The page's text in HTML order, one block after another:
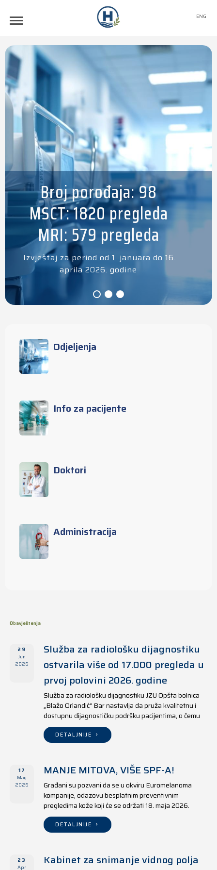
ENG
Broj porođaja: 98
MSCT: 1820 pregleda
MRI: 579 pregleda
Izvještaj za period od 1. januara do 16.
aprila 2026. godine
Odjeljenja
Info za pacijente
Doktori
Administracija
Obavještenja
29
Jun
2026
Služba za radiološku dijagnostiku
ostvarila više od 17.000 pregleda u
prvoj polovini 2026. godine
Služba za radiološku dijagnostiku JZU Opšta bolnica
„Blažo Orlandić“ Bar nastavlja da pruža kvalitetnu i
dostupnu dijagnostičku podršku pacijentima, o čemu
svjedoče i rezultati ostvareni u periodu od 1. januara
do 17. juna 2026. godine.
DETALJNIJE
17
May
2026
MANJE MITOVA, VIŠE SPF-A!
Građani su pozvani da se u okviru Euromelanoma
kompanije, odazovu besplatnim preventivnim
pregledima kože koji će se održati 18. maja 2026.
godine u jedanaest opština širom Crne Gore, kako u
državnim tako i u privatnim zdravstvenim ustanovama.
DETALJNIJE
23
Apr
Kabinet za snimanje vidnog polja